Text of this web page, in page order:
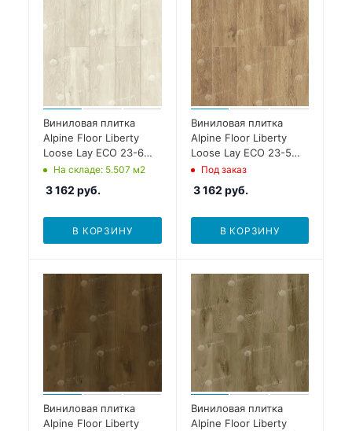
Виниловая плитка
Alpine Floor Liberty
Loose Lay ECO 23-6
Сонома
На складе: 5.507 м2
3 162 руб.
В КОРЗИНУ
Виниловая плитка
Alpine Floor Liberty
Loose Lay ECO 23-5
Макадамия
Под заказ
3 162 руб.
В КОРЗИНУ
Виниловая плитка
Alpine Floor Liberty
Виниловая плитка
Alpine Floor Liberty